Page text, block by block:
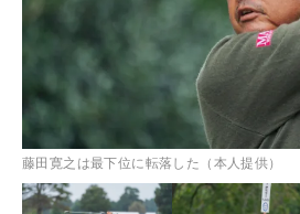
藤田寛之は最下位に転落した（本人提供）